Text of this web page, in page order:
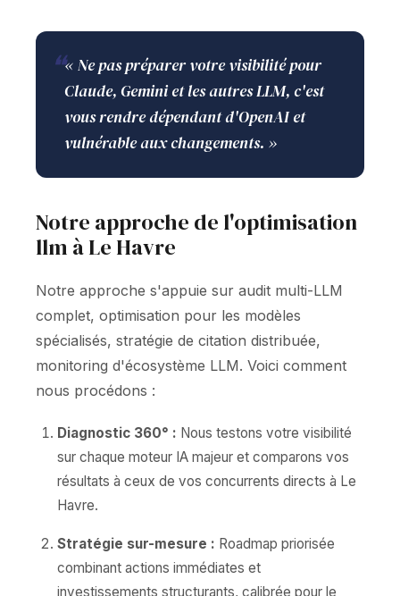
❝« Ne pas préparer votre visibilité pour
Claude, Gemini et les autres LLM, c'est
vous rendre dépendant d'OpenAI et
vulnérable aux changements. »
Notre approche de l'optimisation
llm à Le Havre
Notre approche s'appuie sur audit multi-LLM
complet, optimisation pour les modèles
spécialisés, stratégie de citation distribuée,
monitoring d'écosystème LLM. Voici comment
nous procédons :
Diagnostic 360° : Nous testons votre visibilité
sur chaque moteur IA majeur et comparons vos
résultats à ceux de vos concurrents directs à Le
Havre.
Stratégie sur-mesure : Roadmap priorisée
combinant actions immédiates et
investissements structurants, calibrée pour le